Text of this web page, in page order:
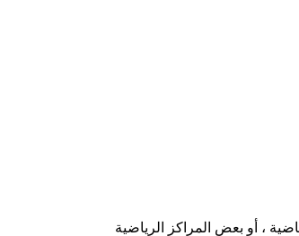
، أو بعض المراكز الرياضية